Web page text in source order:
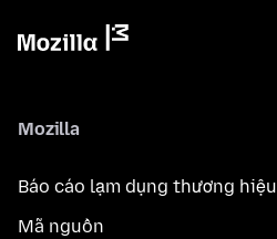
Mozilla
Báo cáo lạm dụng thương hiệu
Mã nguồn